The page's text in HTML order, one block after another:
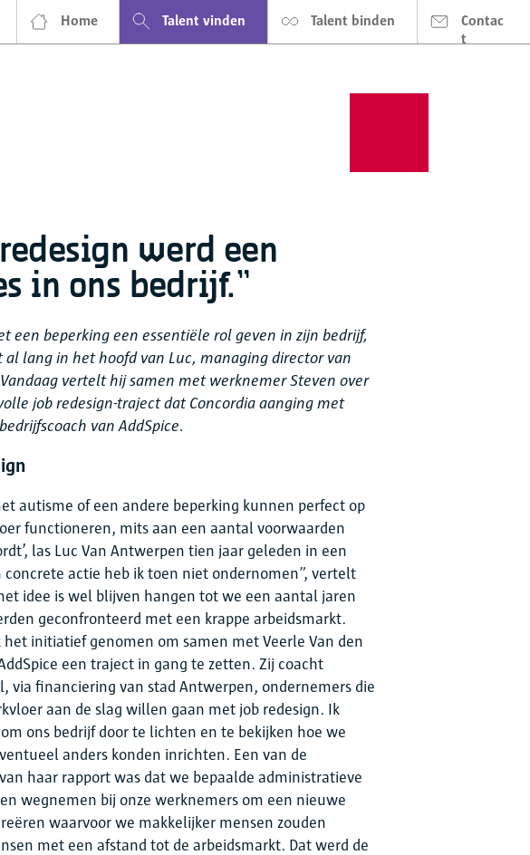
Home Talent vinden Talent binden
Contac
t
een beperking een essentiële rol geven in zijn bedrijf,
al lang in het hoofd van Luc, managing director van
vertelt hij samen met werknemer Steven over
job redesign-traject dat Concordia aanging met
van AddSpice.
autisme of een andere beperking kunnen perfect op
functioneren, mits aan een aantal voorwaarden
las Luc Van Antwerpen tien jaar geleden in een
concrete actie heb ik toen niet ondernomen”, vertelt
idee is wel blijven hangen tot we een aantal jaren
geconfronteerd met een krappe arbeidsmarkt.
het initiatief genomen om samen met Veerle Van den
een traject in gang te zetten. Zij coacht
via financiering van stad Antwerpen, ondernemers die
aan de slag willen gaan met job redesign. Ik
ons bedrijf door te lichten en te bekijken hoe we
anders konden inrichten. Een van de
haar rapport was dat we bepaalde administratieve
wegnemen bij onze werknemers om een nieuwe
waarvoor we makkelijker mensen zouden
met een afstand tot de arbeidsmarkt. Dat werd de
werd een
in ons bedrijf.”